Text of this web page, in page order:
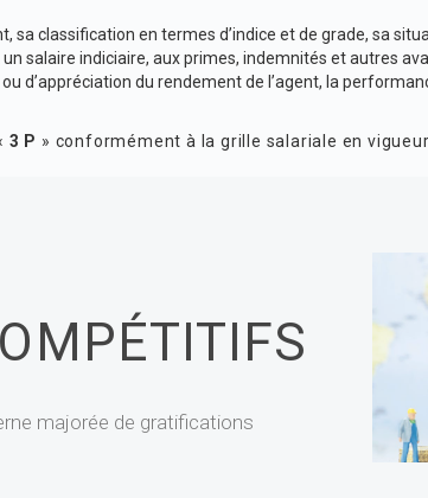
sa classification en termes d’indice et de grade, sa
salaire indiciaire, aux primes, indemnités et autres
d’appréciation du rendement de l’agent, la
3 P » conformément à la grille salariale en
majorée de gratifications